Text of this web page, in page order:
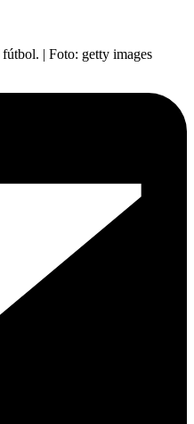
fútbol. | Foto: getty images